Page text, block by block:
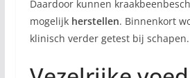
Daardoor kunnen
mogelijk herstellen. Binnenkort
klinisch verder getest bij schapen.